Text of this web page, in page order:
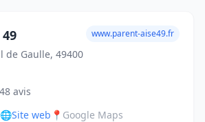
49
de Gaulle, 49400
www.parent-aise49.fr
48 avis
🌐Site web 📍 Google Maps